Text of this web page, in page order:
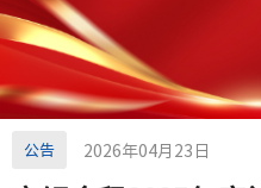
公告 2026年04月23日